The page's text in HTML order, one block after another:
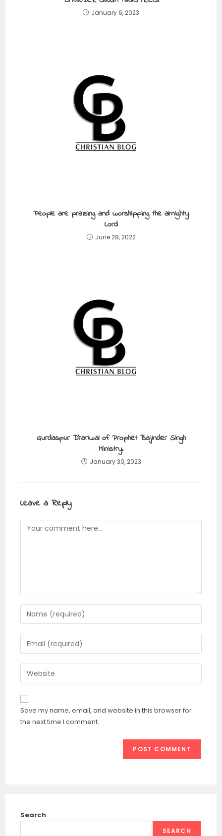
January 6, 2023
People are praising and worshipping the almighty
Lord
June 28, 2022
Gurdaspur Dhariwal of Prophet Bajinder Singh
Ministry.
January 30, 2023
Leave a Reply
Comment
Enter
your
name
or
to
comment
Enter
your
email
address
comment
Enter
your
website
URL
(optional)
Save my name, email, and website in this browser for
the next time I comment.
Search
SEARCH